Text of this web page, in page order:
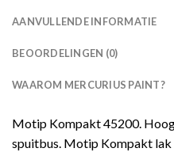
AANVULLENDE INFORMATIE
BEOORDELINGEN (0)
WAAROM MERCURIUS PAINT?
Motip Kompakt 45200.
spuitbus. Motip Kompakt lak